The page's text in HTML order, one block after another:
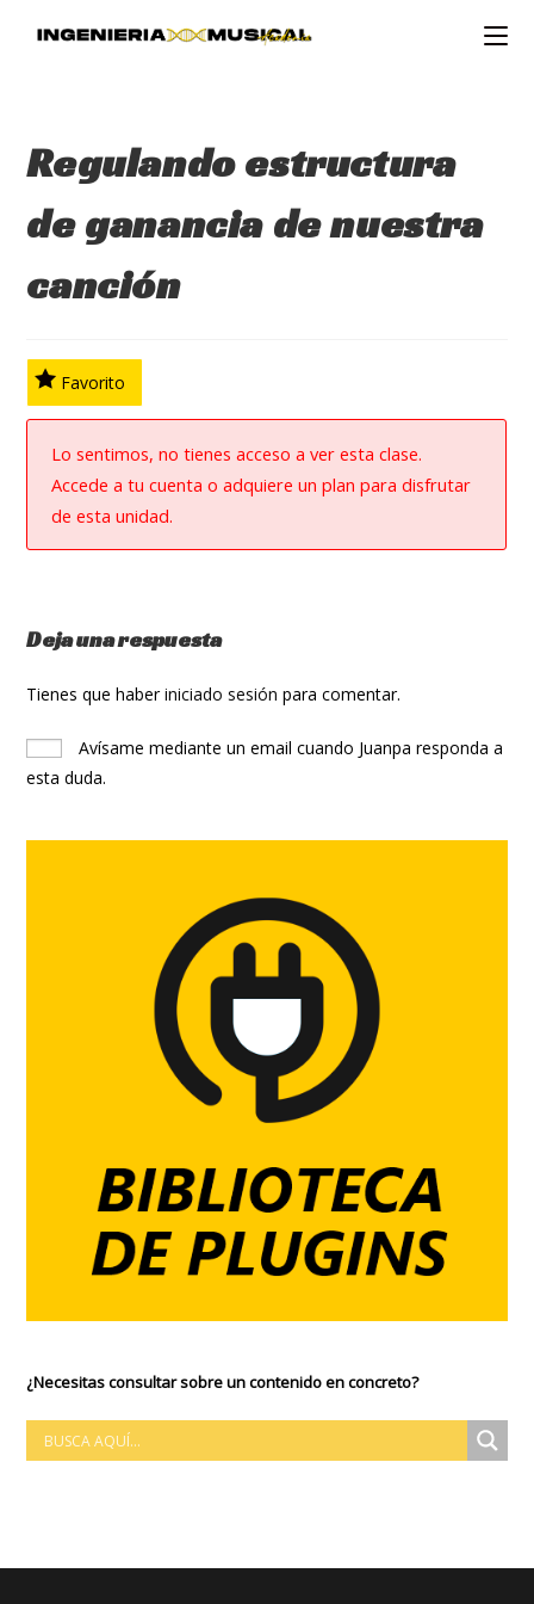
Regulando estructura
de ganancia de nuestra
canción
Favorito
Lo sentimos, no tienes acceso a ver esta clase.
Accede a tu cuenta o adquiere un plan para disfrutar
de esta unidad.
Deja una respuesta
Tienes que haberiniciado sesión para comentar.
Avísame mediante un email cuando Juanpa responda a
esta duda.
¿Necesitas consultar sobre un contenido en concreto?